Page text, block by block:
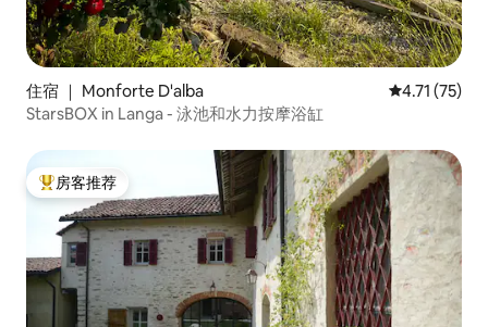
住宿 ｜ Monforte D'alba 平均评分
4.71 (75)
StarsBOX in Langa - 泳池和水力按摩浴缸
热门「房客推荐」
房客推荐